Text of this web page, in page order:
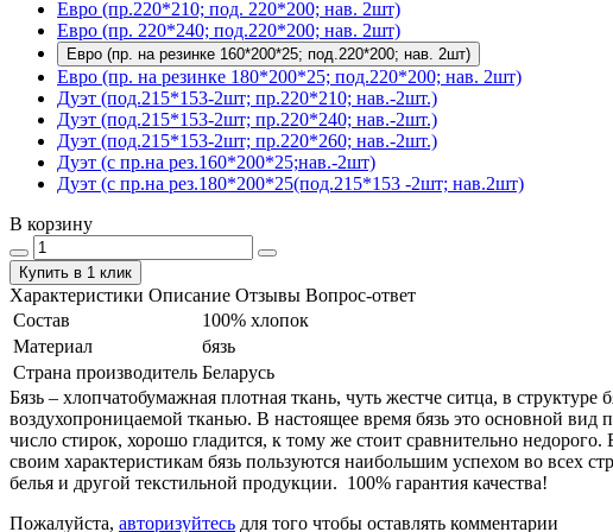
Евро (пр.220*210; под. 220*200; нав. 2шт)
Евро (пр. 220*240; под.220*200; нав. 2шт)
Евро (пр. на резинке 160*200*25; под.220*200; нав. 2шт)
Евро (пр. на резинке 180*200*25; под.220*200; нав. 2шт)
Дуэт (под.215*153-2шт; пр.220*210; нав.-2шт.)
Дуэт (под.215*153-2шт; пр.220*240; нав.-2шт.)
Дуэт (под.215*153-2шт; пр.220*260; нав.-2шт.)
Дуэт (с пр.на рез.160*200*25;нав.-2шт)
Дуэт (с пр.на рез.180*200*25(под.215*153 -2шт; нав.2шт)
В корзину
Купить в 1 клик
Характеристики Описание Отзывы Вопрос-ответ
Состав
100% хлопок
Материал
бязь
Страна производитель Беларусь
Бязь – хлопчатобумажная плотная ткань, чуть жестче ситца, в
воздухопроницаемой тканью. В настоящее время бязь это основной вид
число стирок, хорошо гладится, к тому же стоит сравнительно
своим характеристикам бязь пользуются наибольшим успехом во всех
белья и другой текстильной продукции. 100% гарантия качества!
Пожалуйста, авторизуйтесь для того чтобы оставлять комментарии